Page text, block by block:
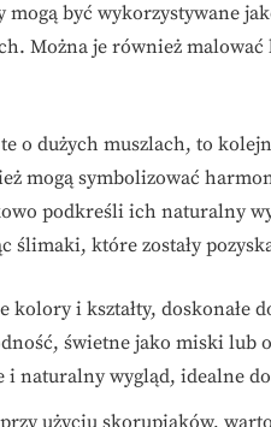
mogą być wykorzystywane
Można je również
o dużych muszlach, to
mogą symbolizować
podkreśli ich naturalny
ślimaki, które zostały
kolory i kształty, doskonałe
świetne jako miski lub
i naturalny wygląd, idealne